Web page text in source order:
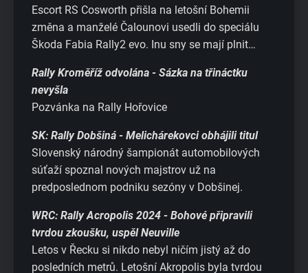
Escort RS Cosworth přišla na letošní Bohemii
změna a manželé Čalounovi usedli do speciálu
Škoda Fabia Rally2 evo. Inu sny se mají plnit…
Rally Kroměříž odvolána - Sázka na třináctku
nevyšla
Pozvánka na Rally Hořovice
SK: Rally Dobšiná - Melichárekovci obhájili titul
Slovenský národný šampionát automobilových
súťaží spoznal nových majstrov už na
predposlednom podniku sezóny v Dobšinej.
WRC: Rally Acropolis 2024 - Bohové připravili
tvrdou zkoušku, uspěl Neuville
Letos v Řecku si nikdo nebyl ničím jistý až do
posledních metrů. Letošní Akropolis byla tvrdou